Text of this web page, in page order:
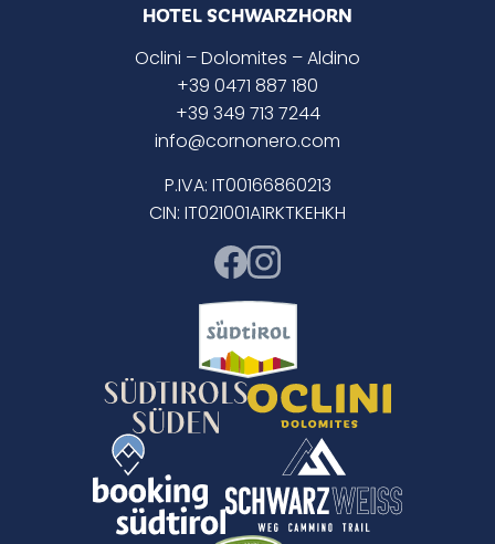
HOTEL SCHWARZHORN
Oclini – Dolomites – Aldino
+39 0471 887 180
+39 349 713 7244
info@cornonero.com
P.IVA: IT00166860213
CIN: IT021001A1RKTKEHKH